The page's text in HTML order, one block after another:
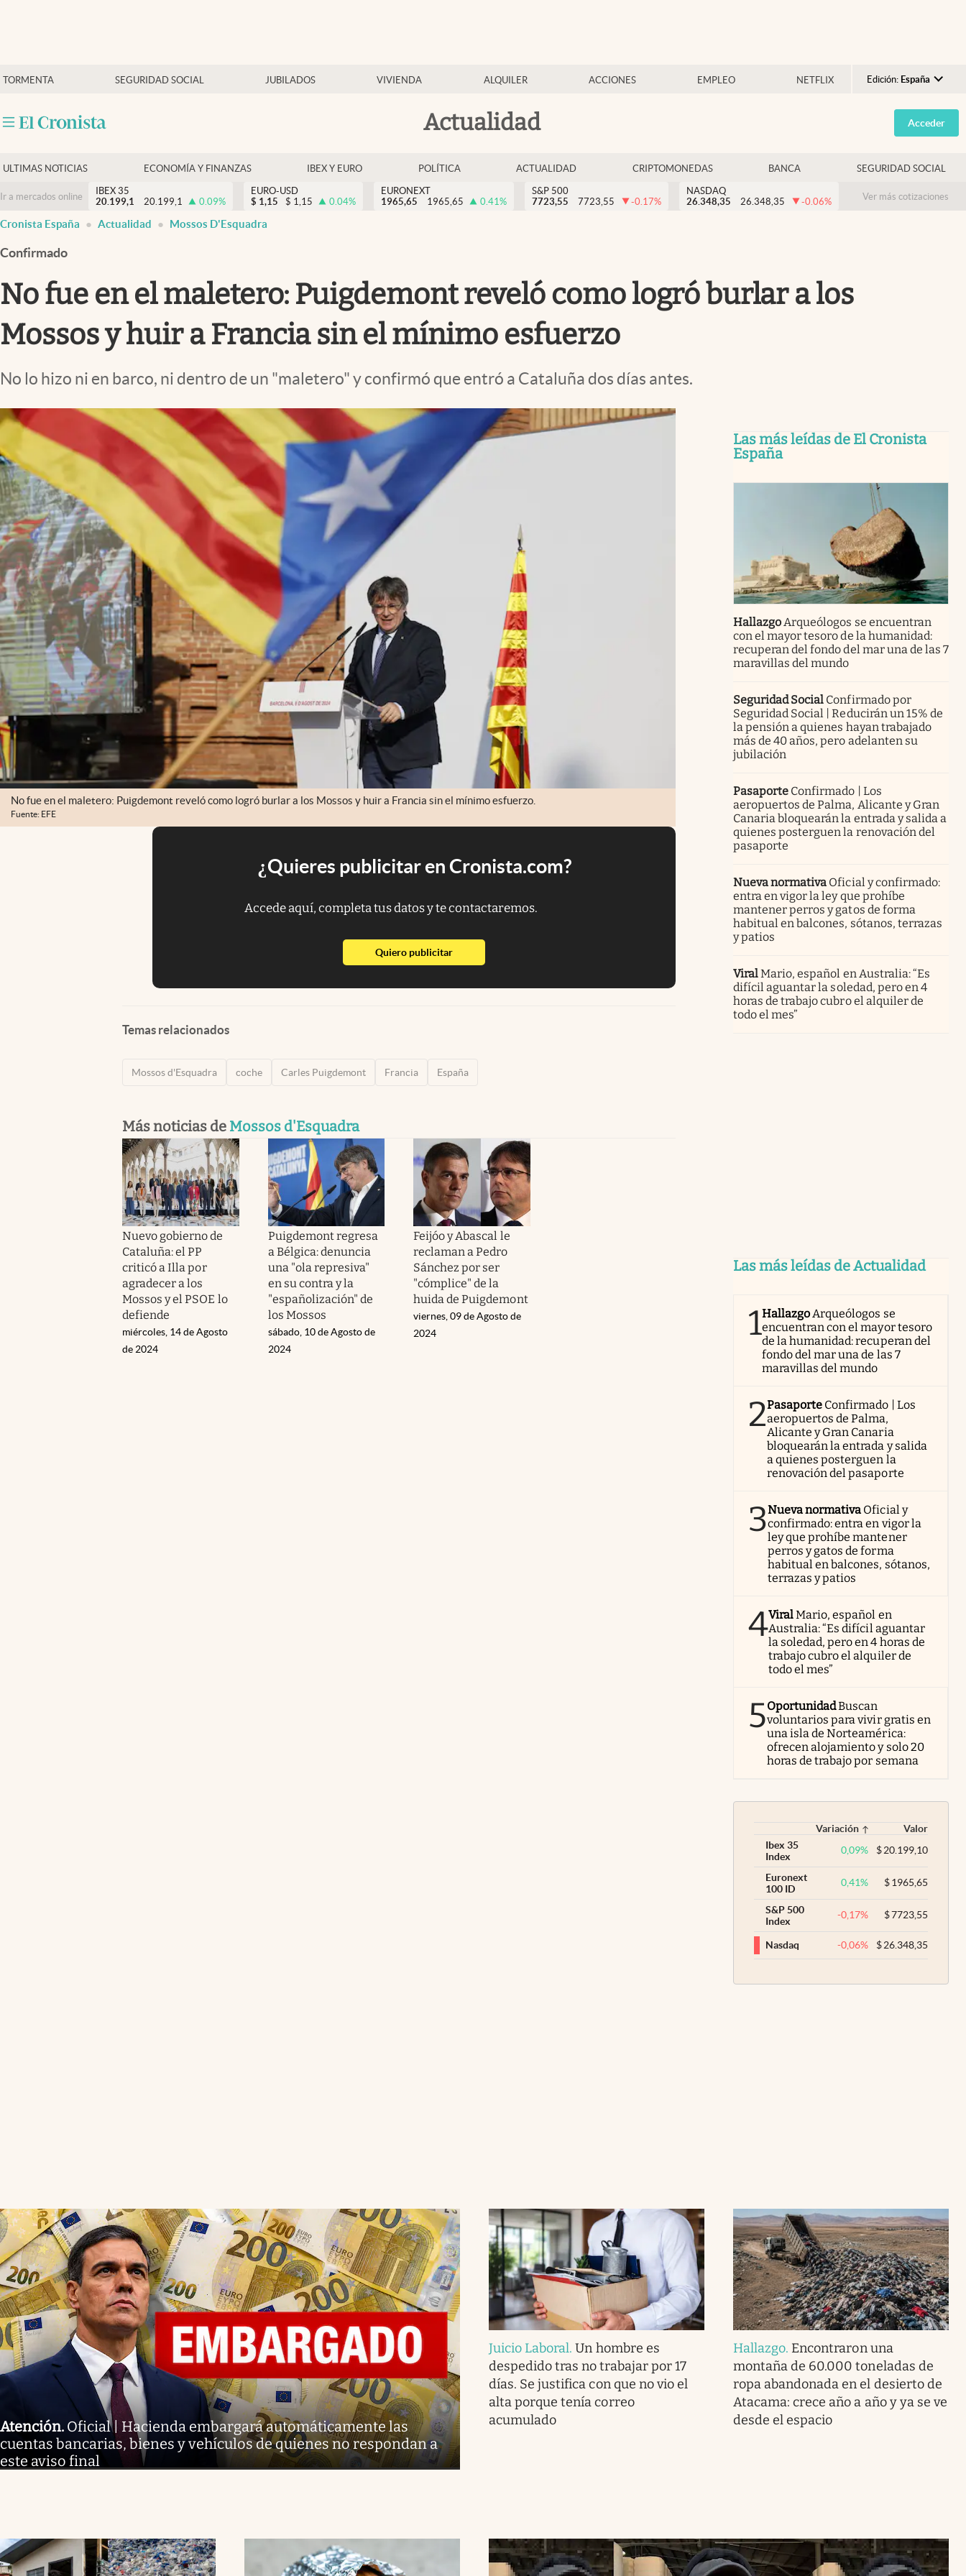
TORMENTA SEGURIDAD SOCIAL JUBILADOS VIVIENDA ALQUILER ACCIONES EMPLEO NETFLIX Edición: España
Argentina
España
USA
Colombia
Actualidad
Economía y finanzas
Criptomonedas
Acceder
ULTIMAS NOTICIAS ECONOMÍA Y FINANZAS IBEX Y EURO POLÍTICA ACTUALIDAD CRIPTOMONEDAS BANCA SEGURIDAD SOCIAL
Ir a mercados online
IBEX 35
20.199,1
20.199,1 0.09%
EURO-USD
$ 1,15 $ 1,15 0.04%
EURONEXT
1965,65
1965,65 0.41%
S&P 500
7723,55
7723,55 -0.17%
NASDAQ
26.348,35
26.348,35 -0.06% Ver más cotizaciones
Cronista España Actualidad Mossos D'Esquadra
Confirmado
No fue en el maletero: Puigdemont reveló como logró burlar a los
Mossos y huir a Francia sin el mínimo esfuerzo
No lo hizo ni en barco, ni dentro de un "maletero" y confirmó que entró a Cataluña dos días antes.
No fue en el maletero: Puigdemont reveló como logró burlar a los Mossos y huir a Francia sin el mínimo esfuerzo.
Fuente: EFE
¿Quieres publicitar en Cronista.com?
Accede aquí, completa tus datos y te contactaremos.
Quiero publicitarabre en nueva pestaña
Temas relacionados
Mossos d'Esquadra coche Carles Puigdemont Francia España
Más noticias de Mossos d'Esquadra
Nuevo gobierno de
Cataluña: el PP
criticó a Illa por
agradecer a los
Mossos y el PSOE lo
defiende
miércoles, 14 de Agosto
de 2024
Puigdemont regresa
a Bélgica: denuncia
una "ola represiva"
en su contra y la
"españolización" de
los Mossos
sábado, 10 de Agosto de
2024
Feijóo y Abascal le
reclaman a Pedro
Sánchez por ser
"cómplice" de la
huida de Puigdemont
viernes, 09 de Agosto de
2024
Las más leídas de El Cronista
España
HallazgoArqueólogos se encuentran
con el mayor tesoro de la humanidad:
recuperan del fondo del mar una de las 7
maravillas del mundo
Seguridad Social Confirmado por
Seguridad Social | Reducirán un 15% de
la pensión a quienes hayan trabajado
más de 40 años, pero adelanten su
jubilación
Pasaporte Confirmado | Los
aeropuertos de Palma, Alicante y Gran
Canaria bloquearán la entrada y salida a
quienes posterguen la renovación del
pasaporte
Nueva normativa Oficial y confirmado:
entra en vigor la ley que prohíbe
mantener perros y gatos de forma
habitual en balcones, sótanos, terrazas
y patios
ViralMario, español en Australia: “Es
difícil aguantar la soledad, pero en 4
horas de trabajo cubro el alquiler de
todo el mes”
Las más leídas de Actualidad
1HallazgoArqueólogos se
encuentran con el mayor tesoro
de la humanidad: recuperan del
fondo del mar una de las 7
maravillas del mundo
2Pasaporte Confirmado | Los
aeropuertos de Palma,
Alicante y Gran Canaria
bloquearán la entrada y salida
a quienes posterguen la
renovación del pasaporte
3Nueva normativa Oficial y
confirmado: entra en vigor la
ley que prohíbe mantener
perros y gatos de forma
habitual en balcones, sótanos,
terrazas y patios
4ViralMario, español en
Australia: “Es difícil aguantar
la soledad, pero en 4 horas de
trabajo cubro el alquiler de
todo el mes”
5OportunidadBuscan
voluntarios para vivir gratis en
una isla de Norteamérica:
ofrecen alojamiento y solo 20
horas de trabajo por semana
Variación
Valor
Ibex 35
Index
0,09% $20.199,10
Euronext
100 ID
0,41% $1965,65
S&P 500
Index
-0,17% $7723,55
Nasdaq -0,06% $26.348,35
Atención. Oficial | Hacienda embargará automáticamente las
cuentas bancarias, bienes y vehículos de quienes no respondan a
este aviso final
Juicio Laboral.Un hombre es
despedido tras no trabajar por 17
días. Se justifica con que no vio el
alta porque tenía correo
acumulado
Hallazgo. Encontraron una
montaña de 60.000 toneladas de
ropa abandonada en el desierto de
Atacama: crece año a año y ya se ve
desde el espacio